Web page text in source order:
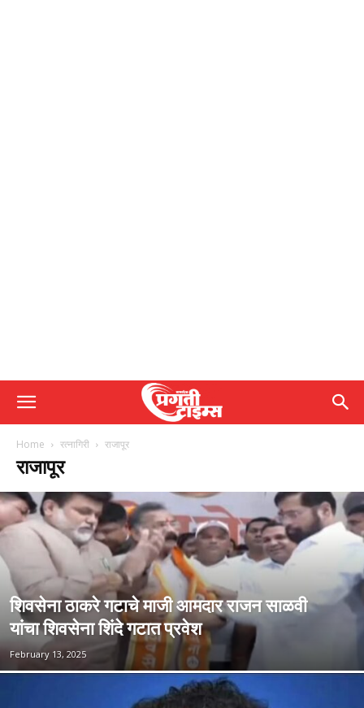
Home रत्नागिरी राजापूर
राजापूर
शिवसेना ठाकरे गटाचे माजी आमदार राजन साळवी
यांचा शिवसेना शिंदे गटात प्रवेश
February 13, 2025